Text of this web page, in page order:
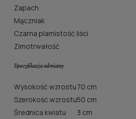
Zapach
Mączniak
Czarna plamistość liści
Zimotrwałość
Specyfikacja odmiany
Wysokość wzrostu70 cm
Szerokość wzrostu50 cm
Średnica kwiatu
3 cm